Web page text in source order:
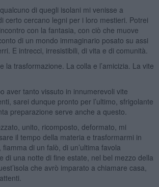
di quegli isolani mi venisse a
certo cercano legni per i loro mestieri. Potrei
con la fantasia, con ciò che muove
di un mondo immaginario posato su assi
E intrecci, irresistibili, di vita e di comunità.
la trasformazione. La colla e l’amicizia. La vite
aver tanto vissuto in innumerevoli vite
sarei dunque pronto per l’ultimo, sfrigolante
preparazione serve anche a questo.
unito, ricomposto, deformato, mi
il tempo della materia e trasformarmi in
di un falò, di un’ultima favola
di una notte di fine estate, nel bel mezzo della
che avrò imparato a chiamare casa,